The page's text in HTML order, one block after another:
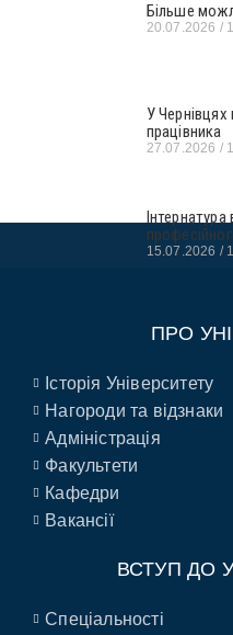
Більше
20.07.2026
У
працівника
27.07.2026
15.07.2026
ПРО
Історія Університету
Нагороди та відзнаки
Адміністрація
Факультети
Кафедри
Вакансії
ВСТУП ДО
Спеціальності